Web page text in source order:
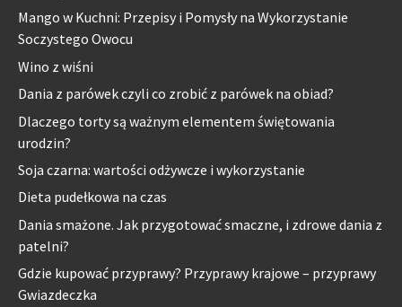
Mango w Kuchni: Przepisy i Pomysły na Wykorzystanie
Soczystego Owocu
Wino z wiśni
Dania z parówek czyli co zrobić z parówek na obiad?
Dlaczego torty są ważnym elementem świętowania
urodzin?
Soja czarna: wartości odżywcze i wykorzystanie
Dieta pudełkowa na czas
Dania smażone. Jak przygotować smaczne, i zdrowe dania z
patelni?
Gdzie kupować przyprawy? Przyprawy krajowe – przyprawy
Gwiazdeczka